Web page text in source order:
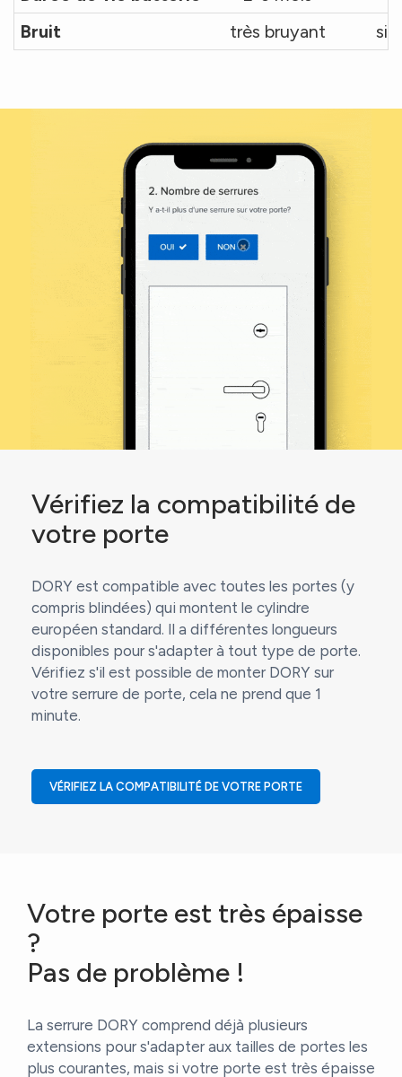
Bruit
très bruyant
Vérifiez la compatibilité de
votre porte
DORY est compatible avec toutes les portes (y
compris blindées) qui montent le cylindre
européen standard. Il a différentes longueurs
disponibles pour s'adapter à tout type de porte.
Vérifiez s'il est possible de monter DORY sur
votre serrure de porte, cela ne prend que 1
minute.
VÉRIFIEZ LA COMPATIBILITÉ DE VOTRE PORTE
Votre porte est très épaisse
?
Pas de problème !
La serrure DORY comprend déjà plusieurs
extensions pour s'adapter aux tailles de portes les
plus courantes, mais si votre porte est très épaisse